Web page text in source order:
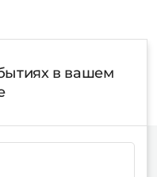
в вашем